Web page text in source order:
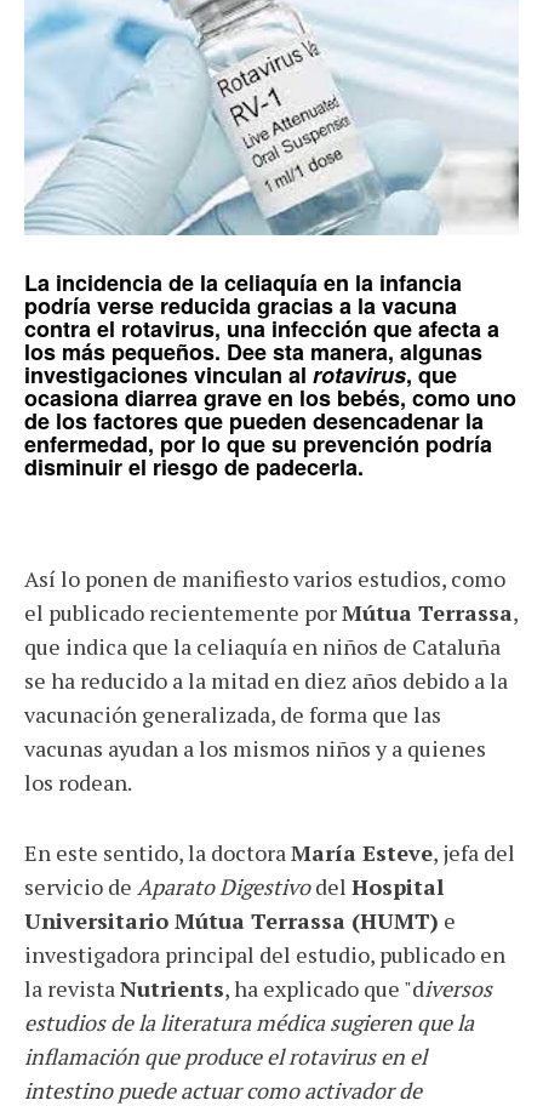
La incidencia de laceliaquíaen la infancia
podría verse reducida gracias a lavacuna
contra el rotavirus, una infección que afecta a
los más pequeños. Dee sta manera, algunas
investigaciones vinculan al rotavirus, que
ocasiona diarrea grave en los bebés, como uno
de los factores que pueden desencadenar la
enfermedad, por lo que su prevención podría
disminuir el riesgo de padecerla.
Así lo ponen de manifiesto varios estudios, como
el publicado recientemente porMútua Terrassa,
que indica que la celiaquía en niños de Cataluña
se ha reducido a la mitad en diez años debido a la
vacunación generalizada, de forma que las
vacunas ayudan a los mismos niños y a quienes
los rodean.
En este sentido, la doctoraMaría Esteve, jefa del
servicio de Aparato Digestivodel Hospital
Universitario Mútua Terrassa (HUMT) e
investigadora principal del estudio, publicado en
la revistaNutrients, ha explicado que "diversos
estudios de la literatura médica sugieren que la
inflamación que produce el rotavirus en el
intestino puede actuar como activador de